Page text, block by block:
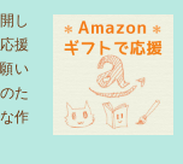
し
援
い
た
作